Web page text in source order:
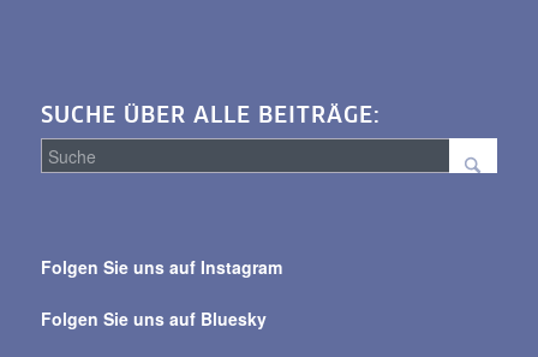
SUCHE ÜBER ALLE BEITRÄGE:
alle
Folgen Sie uns auf Instagram
Folgen Sie uns auf Bluesky